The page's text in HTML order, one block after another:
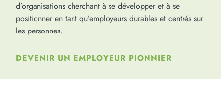
d’organisations cherchant à se développer et à se
positionner en tant qu’employeurs durables et centrés sur
les personnes.
DEVENIR UN EMPLOYEUR PIONNIER